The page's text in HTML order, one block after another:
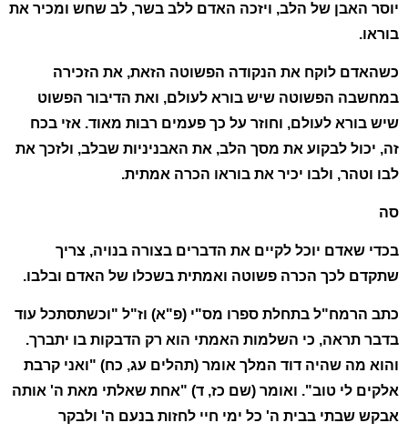
יוסר האבן של הלב, ויזכה האדם ללב בשר, לב שחש ומכיר את
בוראו.
כשהאדם לוקח את הנקודה הפשוטה הזאת, את הזכירה
במחשבה הפשוטה שיש בורא לעולם, ואת הדיבור הפשוט
שיש בורא לעולם, וחוזר על כך פעמים רבות מאוד. אזי בכח
זה, יכול לבקוע את מסך הלב, את האבניניות שבלב, ולזכך את
לבו וטהר, ולבו יכיר את בוראו הכרה אמתית.
סה
בכדי שאדם יוכל לקיים את הדברים בצורה בנויה, צריך
שתקדם לכך הכרה פשוטה ואמתית בשכלו של האדם ובלבו.
כתב הרמח"ל בתחלת ספרו מס"י (פ"א) וז"ל "וכשתסתכל עוד
בדבר תראה, כי השלמות האמתי הוא רק הדבקות בו יתברך.
והוא מה שהיה דוד המלך אומר (תהלים עג, כח) "ואני קרבת
אלקים לי טוב". ואומר (שם כז, ד) "אחת שאלתי מאת ה' אותה
אבקש שבתי בבית ה' כל ימי חיי לחזות בנעם ה' ולבקר